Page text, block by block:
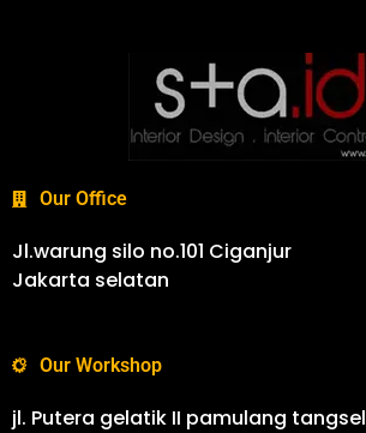
Our Office
Jl.warung silo no.101 Ciganjur
Jakarta selatan
Our Workshop
jl. Putera gelatik II pamulang tangsel